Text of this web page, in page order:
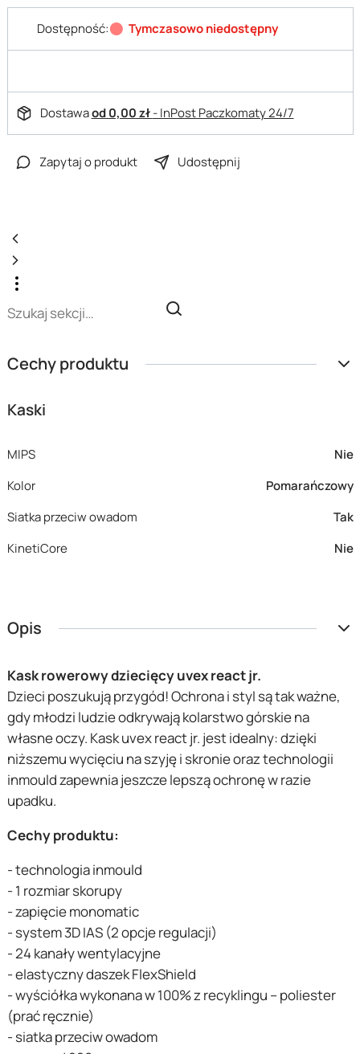
Dostępność: Tymczasowo niedostępny
Dostawaod 0,00 zł- InPost Paczkomaty 24/7
Zapytaj o produkt Udostępnij
Cechy produktu
Kaski
MIPS
Nie
Kolor
Pomarańczowy
Siatka przeciw owadom
Tak
KinetiCore
Nie
Opis
Kask rowerowy dziecięcy uvex react jr.
Dzieci poszukują przygód! Ochrona i styl są tak ważne,
gdy młodzi ludzie odkrywają kolarstwo górskie na
własne oczy. Kask uvex react jr. jest idealny: dzięki
niższemu wycięciu na szyję i skronie oraz technologii
inmould zapewnia jeszcze lepszą ochronę w razie
upadku.
Cechy produktu:
- technologia inmould
- 1 rozmiar skorupy
- zapięcie monomatic
- system 3D IAS (2 opcje regulacji)
- 24 kanały wentylacyjne
- elastyczny daszek FlexShield
- wyściółka wykonana w 100% z recyklingu – poliester
(prać ręcznie)
- siatka przeciw owadom